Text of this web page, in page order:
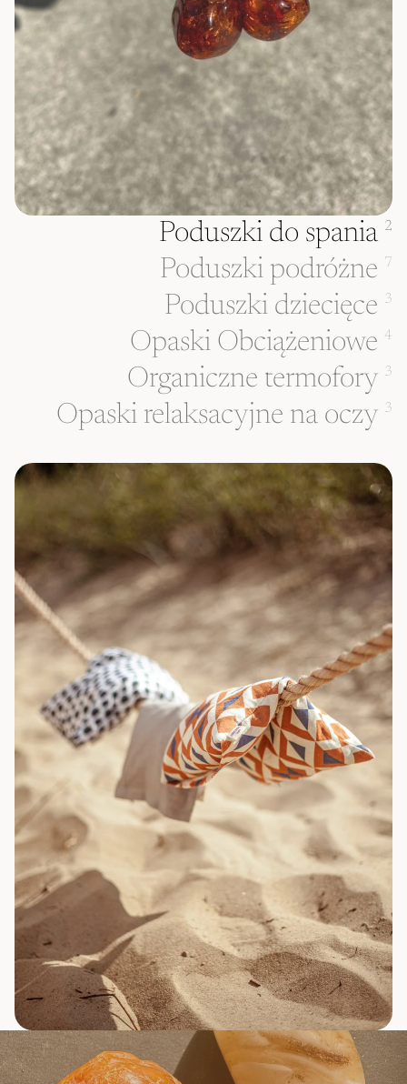
Poduszki do spania 2
Poduszki podróżne 7
Poduszki dziecięce 3
Opaski Obciążeniowe 4
Organiczne termofory 3
Opaski relaksacyjne na oczy 3